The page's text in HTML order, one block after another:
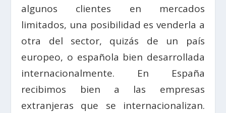
algunos clientes en mercados
limitados, una posibilidad es venderla a
otra del sector, quizás de un país
europeo, o española bien desarrollada
internacionalmente. En España
recibimos bien a las empresas
extranjeras que se internacionalizan.